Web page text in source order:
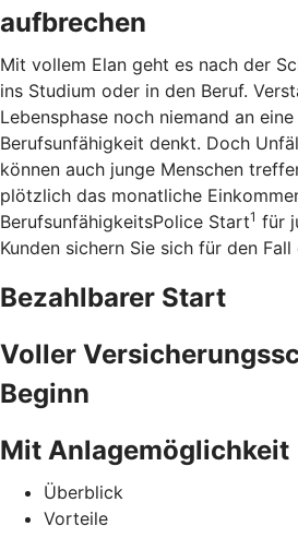
aufbrechen
Mit vollem Elan geht es nach der
ins Studium oder in den Beruf.
Lebensphase noch niemand an
Berufsunfähigkeit denkt. Doch
können auch junge Menschen
plötzlich das monatliche
BerufsunfähigkeitsPolice Start1 für
Kunden sichern Sie sich für den Fall
Bezahlbarer Start
Voller
Beginn
Mit Anlagemöglichkeit
Überblick
Vorteile